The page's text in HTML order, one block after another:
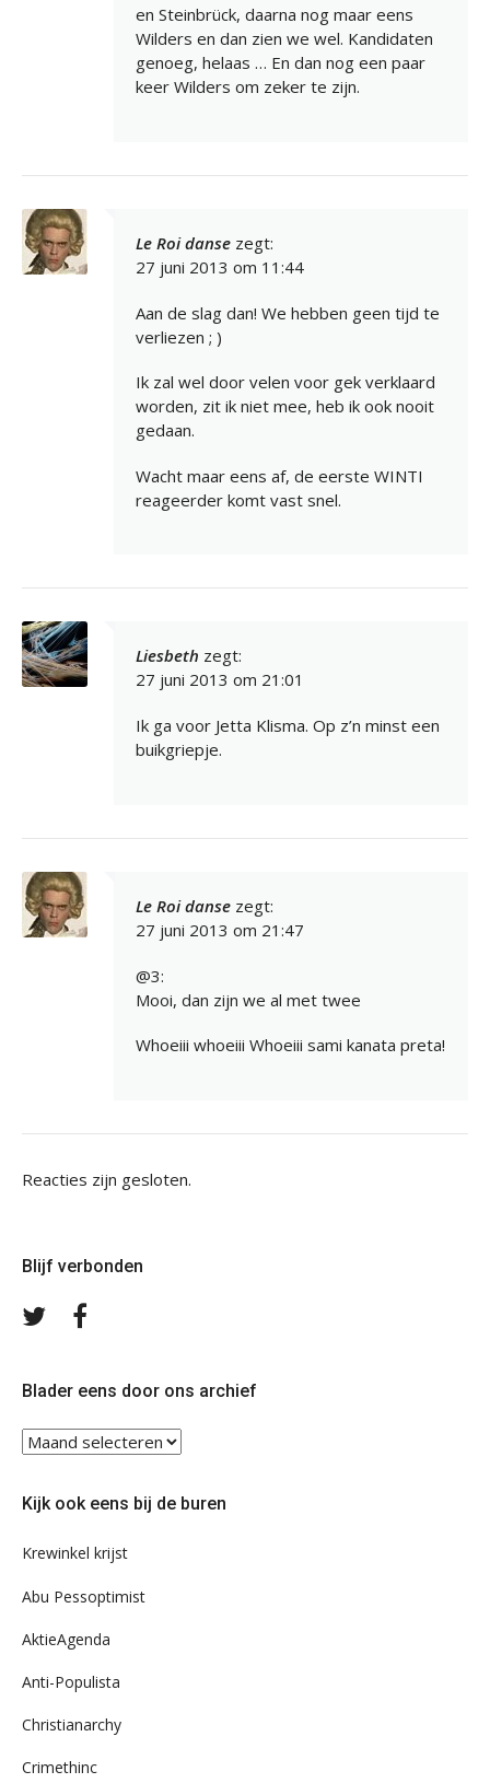
en Steinbrück, daarna nog maar eens
Wilders en dan zien we wel. Kandidaten
genoeg, helaas … En dan nog een paar
keer Wilders om zeker te zijn.
Le Roi danse zegt:
27 juni 2013 om 11:44
Aan de slag dan! We hebben geen tijd te
verliezen ; )
Ik zal wel door velen voor gek verklaard
worden, zit ik niet mee, heb ik ook nooit
gedaan.
Wacht maar eens af, de eerste WINTI
reageerder komt vast snel.
Liesbeth zegt:
27 juni 2013 om 21:01
Ik ga voor Jetta Klisma. Op z’n minst een
buikgriepje.
Le Roi danse zegt:
27 juni 2013 om 21:47
@3:
Mooi, dan zijn we al met twee
Whoeiii whoeiii Whoeiii sami kanata preta!
Reacties zijn gesloten.
Blijf verbonden
Volg
Blader eens door ons archief
Blader
ons
Kijk ook eens bij de buren
Krewinkel krijst
Abu Pessoptimist
AktieAgenda
Anti-Populista
Christianarchy
Crimethinc